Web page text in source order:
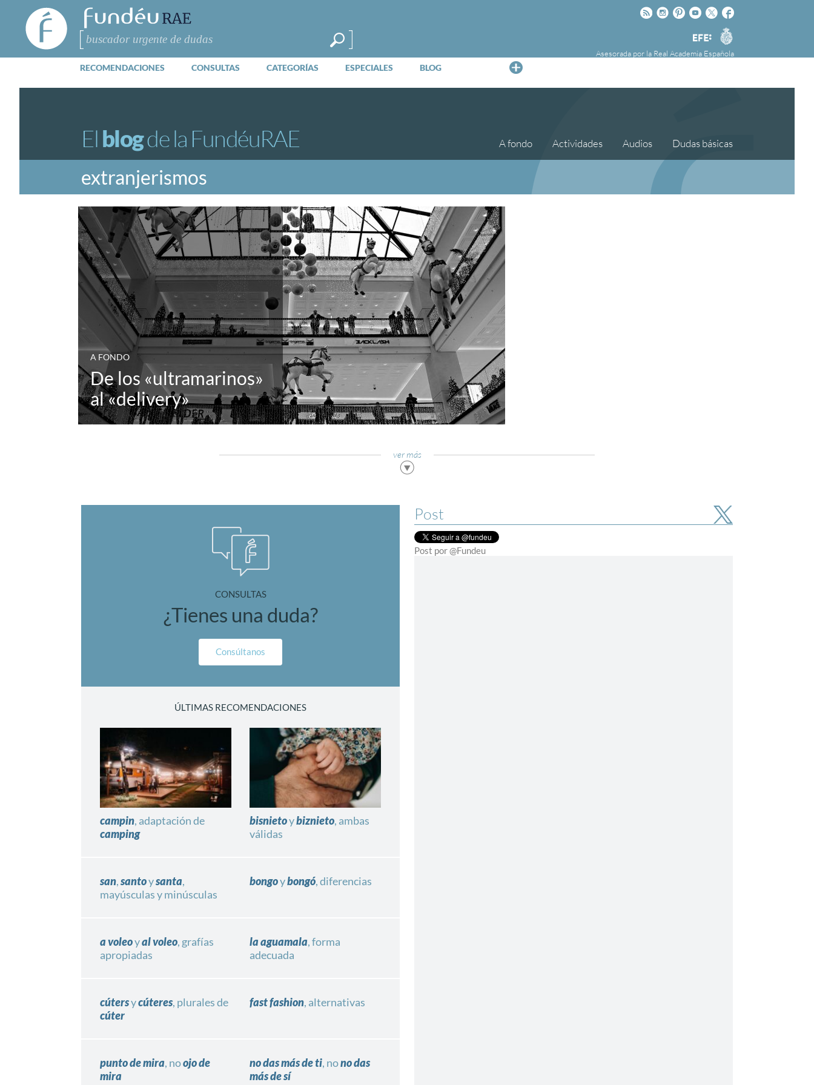
FundéuRAE
- Fundación
del Español
Urgente
Buscar
Facebook
Twitter
Youtube
Pinteres
Instagram
Rss
Agencia
EFE
Asesorada por la Real Academia Española
RECOMENDACIONES CONSULTAS CATEGORÍAS ESPECIALES BLOG
español en los medios de comunicación y en
Internet.
Elblogde la FundéuRAE A fondo Actividades Audios Dudas básicas
extranjerismos
A FONDO
De los «ultramarinos»
al «delivery»
ver más
CONSULTAS
¿Tienes una duda?
Consúltanos
ÚLTIMAS RECOMENDACIONES
campin, adaptación de
camping
bisnietoybiznieto, ambas
válidas
san,santoysanta,
mayúsculas y minúsculas
bongoybongó, diferencias
a voleoyal voleo, grafías
apropiadas
la aguamala, forma
adecuada
cútersycúteres, plurales de
cúter
fast fashion, alternativas
punto de mira, noojo de
mira
no das más de ti, nono das
más de sí
Post
Post por @Fundeu